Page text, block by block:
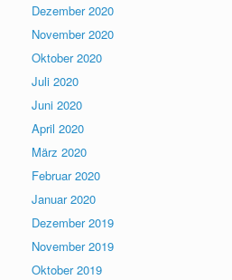
Dezember 2020
November 2020
Oktober 2020
Juli 2020
Juni 2020
April 2020
März 2020
Februar 2020
Januar 2020
Dezember 2019
November 2019
Oktober 2019